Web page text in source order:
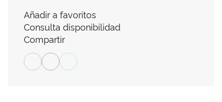
Añadir a favoritos
Consulta disponibilidad
Compartir